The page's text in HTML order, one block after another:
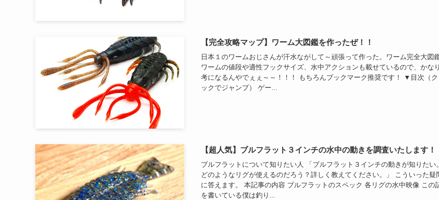
【完全攻略マップ】ワーム大図鑑を作ったぜ！！
日本１のワームおじさんが汗水ながして～頑張って作った。ワーム完全大図鑑
ワームの値段や適性フックサイズ、水中アクションも載せているので、かな
考になるんやでぇぇ～～！！！ もちろんブックマーク推奨です！ ▼目次（ク
ックでジャンプ） ゲー...
【超人気】ブルフラット３インチの水中の動きを調査いたします！
ブルフラットについて知りたい人 「ブルフラット３インチの動きが知りたい。
どのようなリグが使えるのだろう？詳しく教えてください。」 こういった疑
に答えます。 本記事の内容 ブルフラットのスペック 各リグの水中映像 この
を書いている僕は釣り...